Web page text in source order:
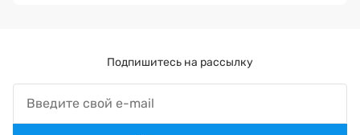
Подпишитесь на рассылку